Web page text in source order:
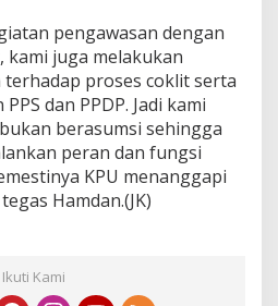
pengawasan dengan
kami juga melakukan
proses coklit serta
dan PPDP. Jadi kami
berasumsi sehingga
peran dan fungsi
KPU menanggapi
Hamdan.(JK)
Ikuti Kami